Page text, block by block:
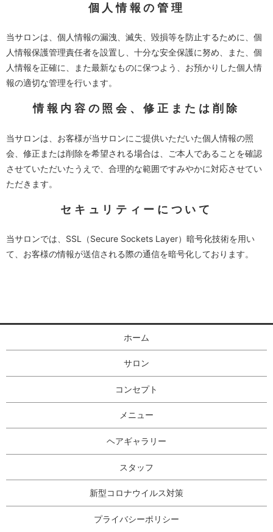
個人情報の管理
当サロンは、個人情報の漏洩、滅失、毀損等を防止するために、個
人情報保護管理責任者を設置し、十分な安全保護に努め、また、個
人情報を正確に、また最新なものに保つよう、お預かりした個人情
報の適切な管理を行います。
情報内容の照会、修正または削除
当サロンは、お客様が当サロンにご提供いただいた個人情報の照
会、修正または削除を希望される場合は、ご本人であることを確認
させていただいたうえで、合理的な範囲ですみやかに対応させてい
ただきます。
セキュリティーについて
当サロンでは、SSL（Secure Sockets Layer）暗号化技術を用い
て、お客様の情報が送信される際の通信を暗号化しております。
ホーム
サロン
コンセプト
メニュー
ヘアギャラリー
スタッフ
新型コロナウイルス対策
プライバシーポリシー